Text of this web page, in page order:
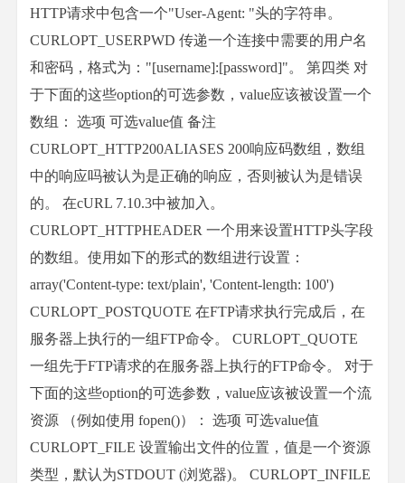
HTTP请求中包含一个"User-Agent: "头的字符串。
CURLOPT_USERPWD 传递一个连接中需要的用户名
和密码，格式为："[username]:[password]"。 第四类 对
于下面的这些option的可选参数，value应该被设置一个
数组： 选项 可选value值 备注
CURLOPT_HTTP200ALIASES 200响应码数组，数组
中的响应吗被认为是正确的响应，否则被认为是错误
的。 在cURL 7.10.3中被加入。
CURLOPT_HTTPHEADER 一个用来设置HTTP头字段
的数组。使用如下的形式的数组进行设置：
array('Content-type: text/plain', 'Content-length: 100')
CURLOPT_POSTQUOTE 在FTP请求执行完成后，在
服务器上执行的一组FTP命令。 CURLOPT_QUOTE
一组先于FTP请求的在服务器上执行的FTP命令。 对于
下面的这些option的可选参数，value应该被设置一个流
资源 （例如使用 fopen()）： 选项 可选value值
CURLOPT_FILE 设置输出文件的位置，值是一个资源
类型，默认为STDOUT (浏览器)。 CURLOPT_INFILE